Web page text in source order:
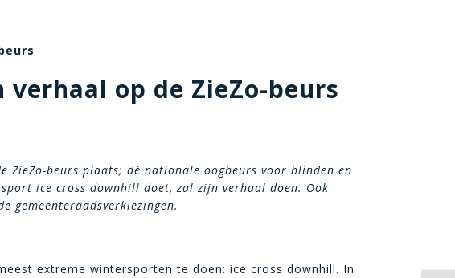
op de ZieZo-beurs
beurs plaats; dé nationale oogbeurs voor blinden en
ice cross downhill doet, zal zijn verhaal doen. Ook
gemeenteraadsverkiezingen.
extreme wintersporten te doen: ice cross downhill. In